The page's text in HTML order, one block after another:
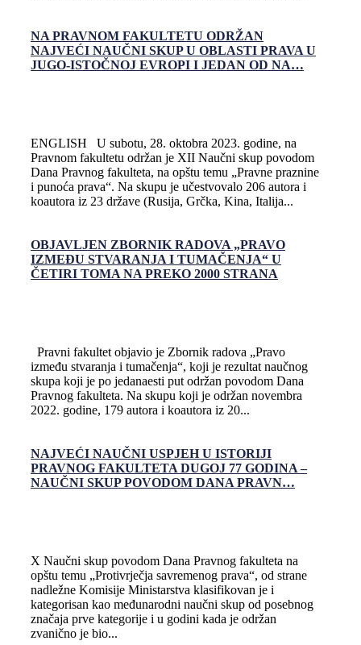
NA PRAVNOM FAKULTETU ODRŽAN
NAJVEĆI NAUČNI SKUP U OBLASTI PRAVA U
JUGO-ISTOČNOJ EVROPI I JEDAN OD NA…
ENGLISH U subotu, 28. oktobra 2023. godine, na
Pravnom fakultetu održan je XII Naučni skup povodom
Dana Pravnog fakulteta, na opštu temu „Pravne praznine
i punoća prava“. Na skupu je učestvovalo 206 autora i
koautora iz 23 države (Rusija, Grčka, Kina, Italija...
OBJAVLJEN ZBORNIK RADOVA „PRAVO
IZMEĐU STVARANJA I TUMAČENJA“ U
ČETIRI TOMA NA PREKO 2000 STRANA
Pravni fakultet objavio je Zbornik radova „Pravo
između stvaranja i tumačenja“, koji je rezultat naučnog
skupa koji je po jedanaesti put održan povodom Dana
Pravnog fakulteta. Na skupu koji je održan novembra
2022. godine, 179 autora i koautora iz 20...
NAJVEĆI NAUČNI USPJEH U ISTORIJI
PRAVNOG FAKULTETA DUGOJ 77 GODINA –
NAUČNI SKUP POVODOM DANA PRAVN…
X Naučni skup povodom Dana Pravnog fakulteta na
opštu temu „Protivrječja savremenog prava“, od strane
nadležne Komisije Ministarstva klasifikovan je i
kategorisan kao međunarodni naučni skup od posebnog
značaja prve kategorije i u godini kada je održan
zvanično je bio...